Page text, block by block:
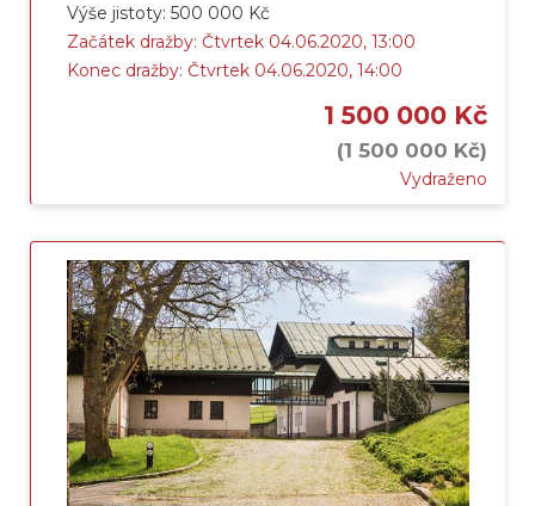
Výše jistoty: 500 000 Kč
Začátek dražby: Čtvrtek 04.06.2020, 13:00
Konec dražby: Čtvrtek 04.06.2020, 14:00
1 500 000 Kč
(1 500 000 Kč)
Vydraženo